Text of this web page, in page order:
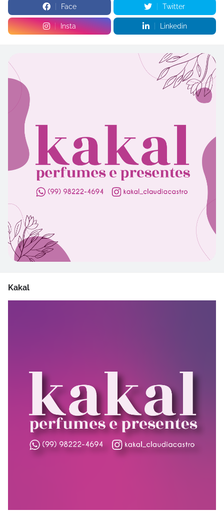
Face Twitter
Insta Linkedin
Kakal